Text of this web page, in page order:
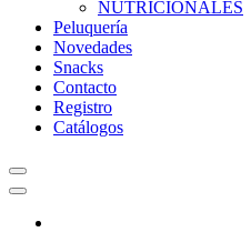
NUTRICIONALES
Peluquería
Novedades
Snacks
Contacto
Registro
Catálogos